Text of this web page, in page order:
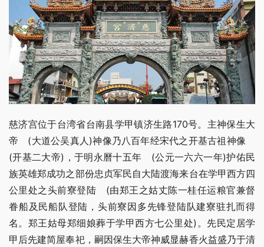
慈济宫位于台湾省台南县学甲镇济生路170号。主神保生大
帝　(大道公吴真人)神像乃八百年经宋代之开基古祖神像
(开基二大帝)，于明永曆十五年　(公元一六六一年)护佑民
族英雄郑成功之部份忠贞军民自大陆渡海来台在学甲西方四
公里处之头前寮登陆　(由郑王之姑丈陈一桂任运粮官兼督
眷船及民船队登陆，头前寮因多先锋登陆队建寮驻扎而得
名。郑王姑母郑细娘葬于学甲西方七公里处)。先民定居学
甲后先建简屋奉祀，嗣因保生大帝神威显赫香火益盛乃于清